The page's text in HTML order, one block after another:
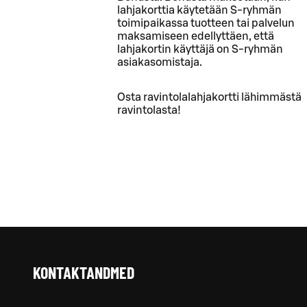
lahjakorttia käytetään S-ryhmän
toimipaikassa tuotteen tai palvelun
maksamiseen edellyttäen, että
lahjakortin käyttäjä on S-ryhmän
asiakasomistaja.
Osta ravintolalahjakortti lähimmästä
ravintolasta!
KONTAKTANDMED